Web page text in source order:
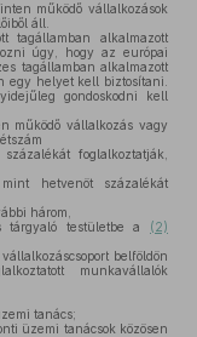
működő vállalkozások
áll.
tagállamban alkalmazott
úgy, hogy az európai
tagállamban alkalmazott
egy helyet kell biztosítani.
gondoskodni kell
működő vállalkozás vagy
foglalkoztatják,
hetvenöt százalékát
három,
tárgyaló testületbe a (2)
belföldön
munkavállalók
tanács;
üzemi tanácsok közösen